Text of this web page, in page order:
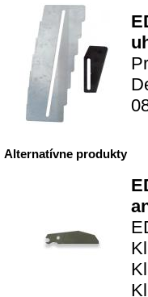
Alternatívne produkty